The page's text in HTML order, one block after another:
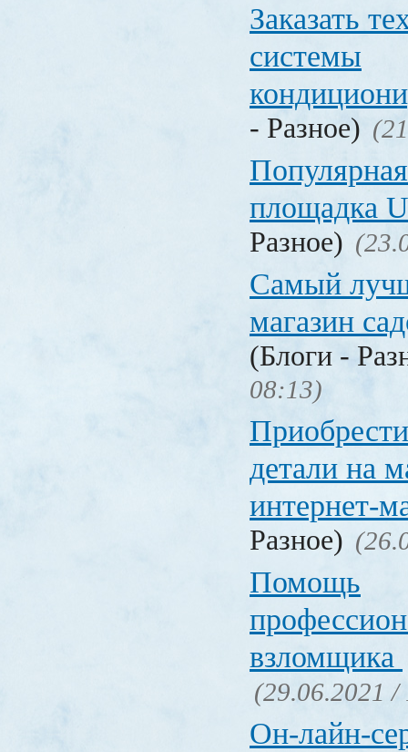
Заказать
системы
- Разное)
площадка
Разное)
Самый
магазин
(Блоги -
08:13)
детали на
интернет-
Разное)
Помощь
взломщика
(29.06.2021 /
Он-лайн-